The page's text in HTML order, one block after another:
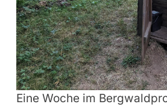
Eine Woche im